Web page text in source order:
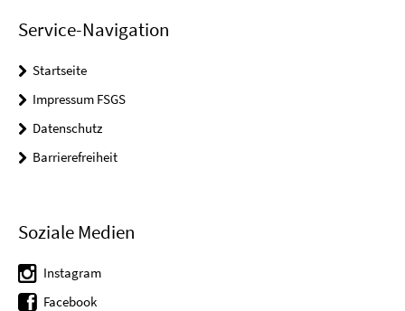
Service-Navigation
Startseite
Impressum FSGS
Datenschutz
Barrierefreiheit
Soziale Medien
Instagram
Facebook